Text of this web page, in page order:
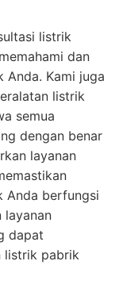
listrik
dan
Kami juga
listrik
semua
dengan benar
layanan
Anda berfungsi
layanan
dapat
listrik pabrik